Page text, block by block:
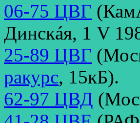
06-75 ЦВГ
Динскáя, 1 V
25-89 ЦВГ
ракурс, 15кБ).
62-97 ЦВД